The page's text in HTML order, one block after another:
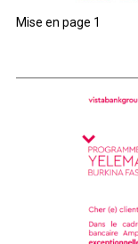
Mise en page 1